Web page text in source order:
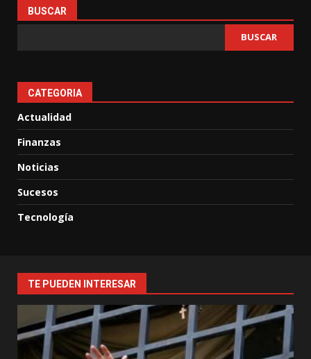
BUSCAR
BUSCAR
CATEGORIA
Actualidad
Finanzas
Noticias
Sucesos
Tecnología
TE PUEDEN INTERESAR